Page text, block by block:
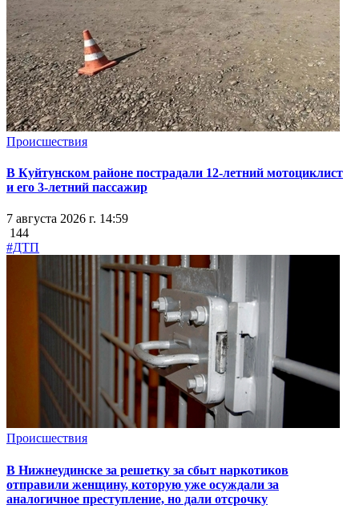
Происшествия
В Куйтунском районе пострадали 12-летний мотоциклист
и его 3-летний пассажир
7 августа 2026 г. 14:59
144
#ДТП
Происшествия
В Нижнеудинске за решетку за сбыт наркотиков
отправили женщину, которую уже осуждали за
аналогичное преступление, но дали отсрочку